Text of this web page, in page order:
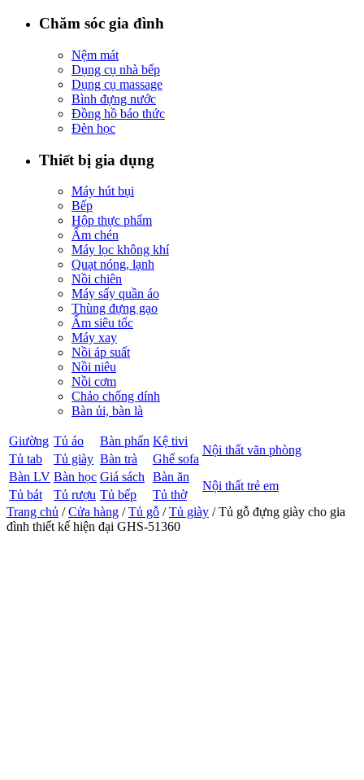
Chăm sóc gia đình
Nệm mát
Dụng cụ nhà bếp
Dụng cụ massage
Bình đựng nước
Đồng hồ báo thức
Đèn học
Thiết bị gia dụng
Máy hút bụi
Bếp
Hộp thực phẩm
Ấm chén
Máy lọc không khí
Quạt nóng, lạnh
Nồi chiên
Máy sấy quần áo
Thùng đựng gạo
Ấm siêu tốc
Máy xay
Nồi áp suất
Nồi niêu
Nồi cơm
Chảo chống dính
Bàn ủi, bàn là
Giường Tủ áo Bàn phấn Kệ tivi
Nội thất văn phòng
Tủ tab Tủ giày Bàn trà
Ghế sofa
Bàn LV Bàn học Giá sách Bàn ăn
Nội thất trẻ em
Tủ bát Tủ rượu Tủ bếp
Tủ thờ
Trang chủ /Cửa hàng /Tủ gỗ /Tủ giày / Tủ gỗ đựng giày cho gia
đình thiết kế hiện đại GHS-51360